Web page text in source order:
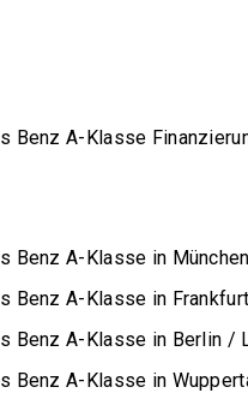
Benz A-Klasse
Benz A-Klasse in
Benz A-Klasse in
Benz A-Klasse in Berlin /
Benz A-Klasse in